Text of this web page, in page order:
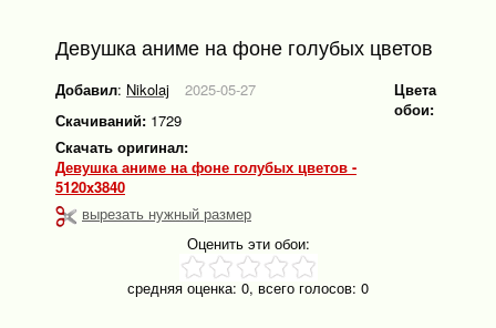
Девушка аниме на фоне голубых цветов
Добавил: Nikolaj
2025-05-27
Скачиваний: 1729
Скачать оригинал:
Девушка аниме на фоне голубых цветов -
5120x3840
вырезать нужный размер
Цвета
обои:
Оценить эти обои:
средняя оценка: 0, всего голосов: 0